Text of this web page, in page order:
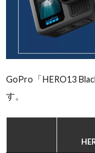
GoPro「HERO13
す。